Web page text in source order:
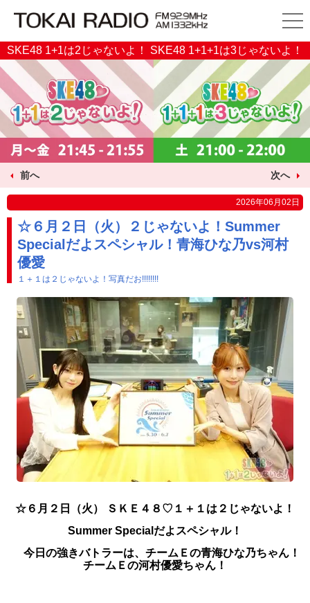
SKE48 1+1は2じゃないよ！ SKE48 1+1+1は3じゃないよ！
前へ 次へ
2026年06月02日
☆６月２日（火）２じゃないよ！Summer
Specialだよスペシャル！青海ひな乃vs河村
優愛
１＋１は２じゃないよ！写真だお!!!!!!!!
☆６ 月２ 日（火） ＳＫＥ４８♡１＋１は２じゃないよ！
Summer Specialだよスペシャル！
今日 の強きバトラーは、チームＥの青海ひな乃ちゃん！
チームＥの河村優愛ちゃん！